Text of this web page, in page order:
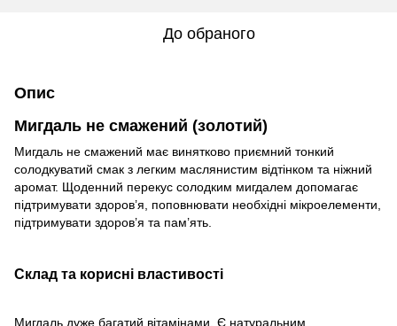
До обраного
Опис
Мигдаль не смажений (золотий)
Мигдаль не смажений має винятково приємний тонкий
солодкуватий смак з легким маслянистим відтінком та ніжний
аромат. Щоденний перекус солодким мигдалем допомагає
підтримувати здоров’я, поповнювати необхідні мікроелементи,
підтримувати здоров’я та пам’ять.
Склад та корисні властивості
Мигдаль дуже багатий вітамінами. Є натуральним